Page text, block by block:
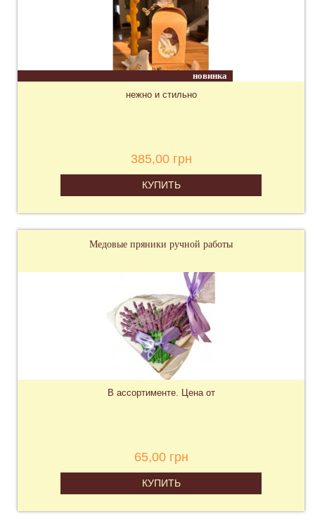
новинка
нежно и стильно
385,00 грн
КУПИТЬ
Медовые пряники ручной работы
В ассортименте. Цена от
65,00 грн
КУПИТЬ